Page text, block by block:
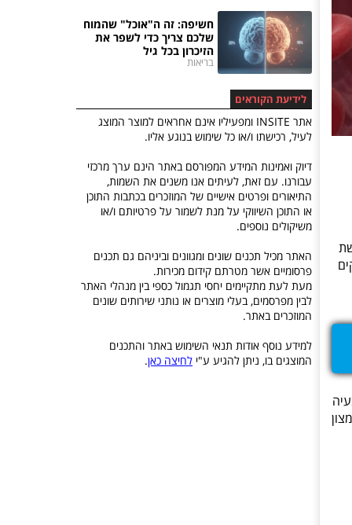
חשיפה: זה ה"אוכל" שהמוח
שלכם צריך כדי לשפר את
הזיכרון בכל גיל
בריאות
לידיעת הקוראים
אתר INSITE ומפעיליו אינם אחראים למוצר המוצג
לעיל, רכישתו ו/או כל שימוש בנוגע אליו.
דיוק ואמינות המידע המפורסם באתר הינם ערך מרכזי
עבורנו. עם זאת, לעיתים אנו משנים את השמות,
התיאורים ופרטים אישיים של המוזכרים בכתבות התוכן
או התוכן השיווקי על מנת לשמור על פרטיותם ו/או
משיקולים נוספים.
האתר מכיל תכנים שונים ומגוונים וביניהם גם תכנים
פרסומיים אשר מטרתם קידום מכירות.
מעת לעת מתקיימים יחסי תגמול כספי בין מנהלי האתר
לבין מפרסמים, בעלי מוצרים או נותני שירותים שונים
המוזכרים באתר.
למידע נוסף אודות תנאי השימוש באתר והתכנים
המוצגים בו, ניתן להגיע ע"י לחיצה כאן.